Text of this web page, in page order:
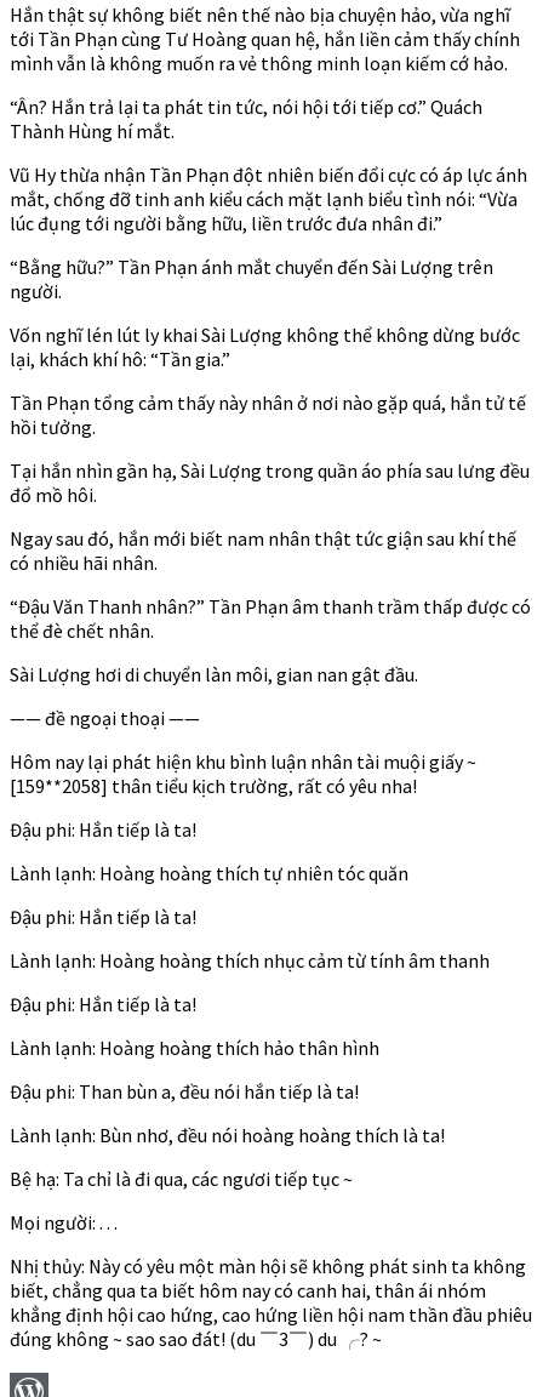
Hắn thật sự không biết nên thế nào bịa chuyện hảo, vừa nghĩ
tới Tần Phạn cùng Tư Hoàng quan hệ, hắn liền cảm thấy chính
mình vẫn là không muốn ra vẻ thông minh loạn kiếm cớ hảo.
“Ân? Hắn trả lại ta phát tin tức, nói hội tới tiếp cơ.” Quách
Thành Hùng hí mắt.
Vũ Hy thừa nhận Tần Phạn đột nhiên biến đổi cực có áp lực ánh
mắt, chống đỡ tinh anh kiểu cách mặt lạnh biểu tình nói: “Vừa
lúc đụng tới người bằng hữu, liền trước đưa nhân đi.”
“Bằng hữu?” Tần Phạn ánh mắt chuyển đến Sài Lượng trên
người.
Vốn nghĩ lén lút ly khai Sài Lượng không thể không dừng bước
lại, khách khí hô: “Tần gia.”
Tần Phạn tổng cảm thấy này nhân ở nơi nào gặp quá, hắn tử tế
hồi tưởng.
Tại hắn nhìn gần hạ, Sài Lượng trong quần áo phía sau lưng đều
đổ mồ hôi.
Ngay sau đó, hắn mới biết nam nhân thật tức giận sau khí thế
có nhiều hãi nhân.
“Đậu Văn Thanh nhân?” Tần Phạn âm thanh trầm thấp được có
thể đè chết nhân.
Sài Lượng hơi di chuyển làn môi, gian nan gật đầu.
—— đề ngoại thoại ——
Hôm nay lại phát hiện khu bình luận nhân tài muội giấy ~
[159**2058] thân tiểu kịch trường, rất có yêu nha!
Đậu phi: Hắn tiếp là ta!
Lành lạnh: Hoàng hoàng thích tự nhiên tóc quăn
Đậu phi: Hắn tiếp là ta!
Lành lạnh: Hoàng hoàng thích nhục cảm từ tính âm thanh
Đậu phi: Hắn tiếp là ta!
Lành lạnh: Hoàng hoàng thích hảo thân hình
Đậu phi: Than bùn a, đều nói hắn tiếp là ta!
Lành lạnh: Bùn nhơ, đều nói hoàng hoàng thích là ta!
Bệ hạ: Ta chỉ là đi qua, các ngươi tiếp tục ~
Mọi người: . . .
Nhị thủy: Này có yêu một màn hội sẽ không phát sinh ta không
biết, chẳng qua ta biết hôm nay có canh hai, thân ái nhóm
khẳng định hội cao hứng, cao hứng liền hội nam thần đầu phiêu
đúng không ~ sao sao đát! (du ￣3￣) du ╭? ~